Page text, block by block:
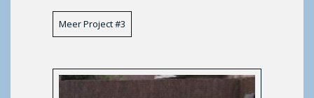
Meer Project #3